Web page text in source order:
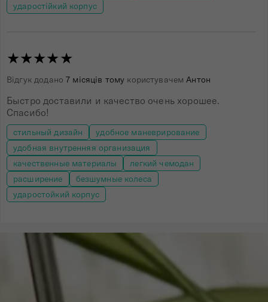
ударостійкий корпус
★★★★★
Відгук додано7 місяців тому користувачем Антон
Быстро доставили и качество очень хорошее.
Спасибо!
стильный дизайн
удобное маневрирование
удобная внутренняя организация
качественные материалы
легкий чемодан
расширение
безшумные колеса
ударостойкий корпус